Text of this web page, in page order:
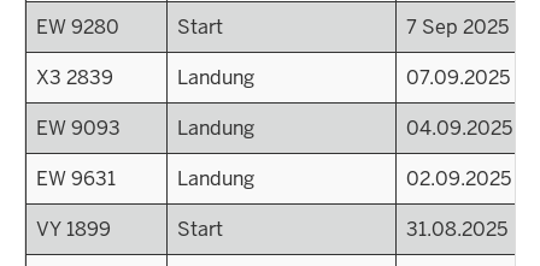
EW 9280
Start
7 Sep 2025 -
X3 2839
Landung
07.09.2025
EW 9093
Landung
04.09.2025
EW 9631
Landung
02.09.2025
VY 1899
Start
31.08.2025